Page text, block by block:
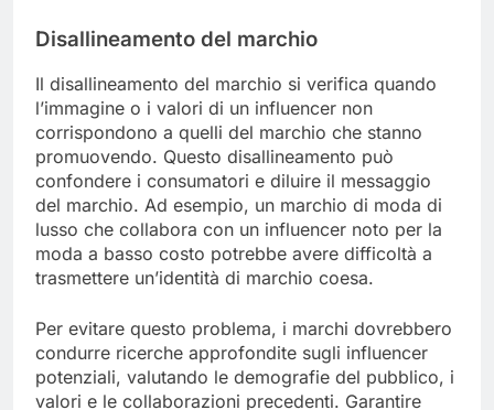
Disallineamento del marchio
Il disallineamento del marchio si verifica quando
l’immagine o i valori di un influencer non
corrispondono a quelli del marchio che stanno
promuovendo. Questo disallineamento può
confondere i consumatori e diluire il messaggio
del marchio. Ad esempio, un marchio di moda di
lusso che collabora con un influencer noto per la
moda a basso costo potrebbe avere difficoltà a
trasmettere un’identità di marchio coesa.
Per evitare questo problema, i marchi dovrebbero
condurre ricerche approfondite sugli influencer
potenziali, valutando le demografie del pubblico, i
valori e le collaborazioni precedenti. Garantire